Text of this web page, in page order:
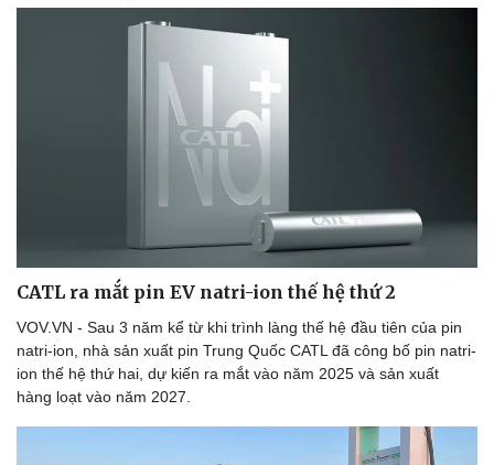
Thế giới thể thao
Hậu trường
Ô tô
Xe máy
Tư vấn
CATL ra mắt pin EV natri-ion thế hệ thứ 2
VOV.VN - Sau 3 năm kể từ khi trình làng thế hệ đầu tiên của pin
natri-ion, nhà sản xuất pin Trung Quốc CATL đã công bố pin natri-
ion thế hệ thứ hai, dự kiến ​​ra mắt vào năm 2025 và sản xuất
hàng loạt vào năm 2027.